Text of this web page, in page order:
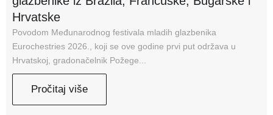
Hrvatske
Povodom Međunarodnog festivala mladih glazbenika
Eurochestries 2026., koji se ove godine prvi put održava u
Hrvatskoj, gradonačelnik Požege...
Pročitaj više